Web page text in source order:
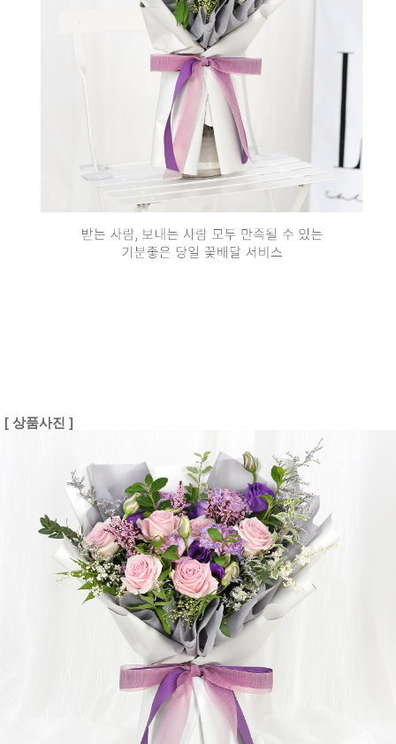
[ 상품사진 ]